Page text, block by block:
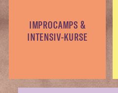
IMPROCAMPS &
INTENSIV-KURSE